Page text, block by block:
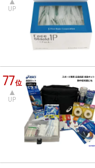
UP
77位
UP